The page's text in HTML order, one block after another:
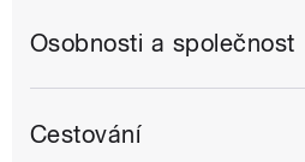
Osobnosti a společnost
Cestování